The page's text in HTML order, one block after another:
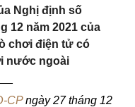
Nghị định số
12 năm 2021 của
chơi điện tử có
nước ngoài
CPngày 27 tháng 12